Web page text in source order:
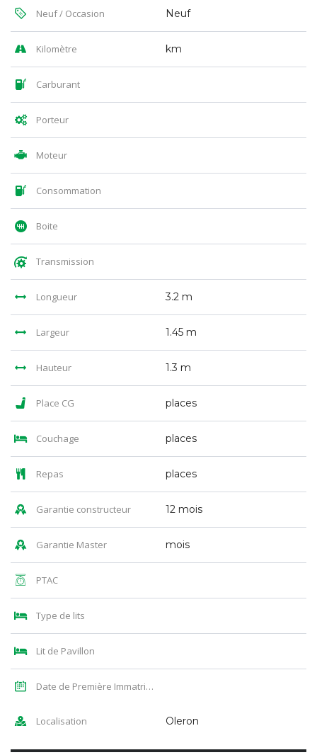
Neuf / Occasion Neuf
Kilomètre km
Carburant
Porteur
Moteur
Consommation
Boite
Transmission
Longueur 3.2 m
Largeur 1.45 m
Hauteur 1.3 m
Place CG places
Couchage places
Repas places
Garantie constructeur 12 mois
Garantie Master mois
PTAC
Type de lits
Lit de Pavillon
Date de Première Immatriculation
Localisation Oleron